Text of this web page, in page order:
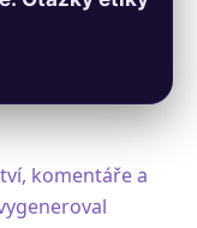
komentáře a